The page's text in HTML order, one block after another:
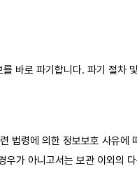
바로 파기합니다. 파기 절차
법령에 의한 정보보호 사유에
가 아니고서는 보관 이외의